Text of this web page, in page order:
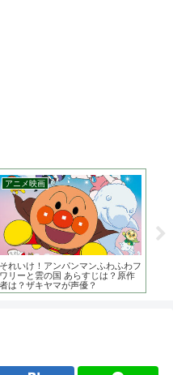
アニメ映画
それいけ！アンパンマンふわふわフ
ワリーと雲の国 あらすじは？原作
者は？ザキヤマが声優？